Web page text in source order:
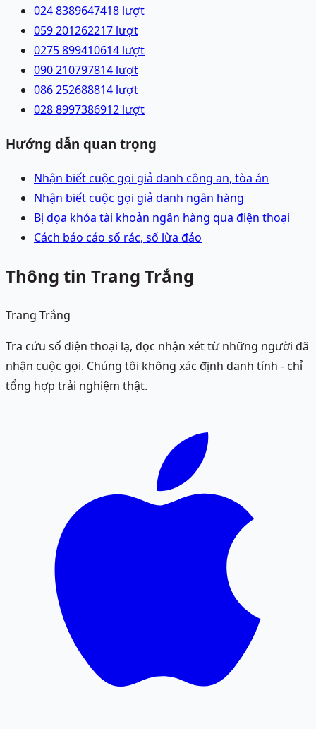
024 8389647418 lượt
059 201262217 lượt
0275 899410614 lượt
090 210797814 lượt
086 252688814 lượt
028 8997386912 lượt
Hướng dẫn quan trọng
Nhận biết cuộc gọi giả danh công an, tòa án
Nhận biết cuộc gọi giả danh ngân hàng
Bị dọa khóa tài khoản ngân hàng qua điện thoại
Cách báo cáo số rác, số lừa đảo
Thông tin Trang Trắng
Trang Trắng
Tra cứu số điện thoại lạ, đọc nhận xét từ những người đã
nhận cuộc gọi. Chúng tôi không xác định danh tính - chỉ
tổng hợp trải nghiệm thật.